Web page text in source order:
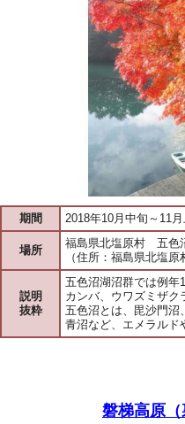
期間 2018年10月中旬～11
場所
福島県北塩原村 五色
（住所：福島県北塩原
説明
抜粋
五色沼湖沼群では例年
カンバ、ウワズミザク
五色沼とは、毘沙門沼
青沼など、エメラル
磐梯高原